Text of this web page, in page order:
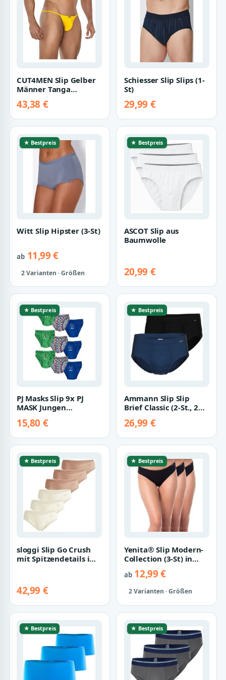
CUT4MEN Slip Gelber
Männer Tanga
knapp elastisc…
43,38 €
Schiesser Slip Slips (1-
St)
29,99 €
★ Bestpreis
Witt Slip Hipster (3-St)
ab11,99 €
2 Varianten · Größen
★ Bestpreis
ASCOT Slip aus
Baumwolle
20,99 €
★ Bestpreis
PJ Masks Slip 9x PJ
MASK Jungen
Schlüpfer
15,80 €
★ Bestpreis
Ammann Slip Slip
Brief Classic (2-St., 2
26,99 €
★ Bestpreis
sloggi Slip Go Crush
mit Spitzendetails im
42,99 €
★ Bestpreis
Yenita® Slip Modern-
Collection (3-St) in
weicher Baumwoll-
Stretch-Qual…
ab12,99 €
2 Varianten · Größen
★ Bestpreis ★ Bestpreis